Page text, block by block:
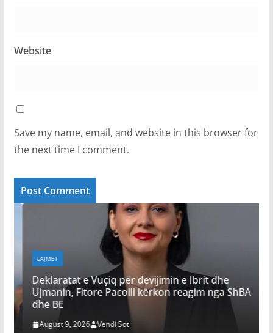
Website
Save my name, email, and website in this browser for
the next time I comment.
LAJMET
Deklaratat e Vuçiq për devijimin e Ibrit dhe
Ujmanin, Fitore Pacolli kërkon reagim nga ShBA
dhe BE
August 9, 2026 Vendi Sot